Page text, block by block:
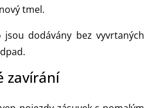
tmel.
jsou dodávány bez vyvrtaných
zavírání